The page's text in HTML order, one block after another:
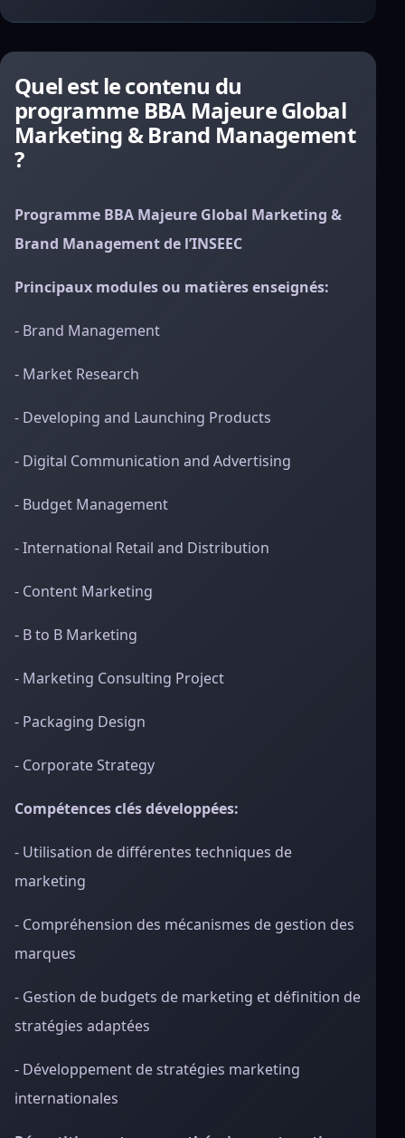
Quel est le contenu du
programme BBA Majeure Global
Marketing & Brand Management
?
Programme BBA Majeure Global Marketing &
Brand Management de l’INSEEC
Principaux modules ou matières enseignés:
- Brand Management
- Market Research
- Developing and Launching Products
- Digital Communication and Advertising
- Budget Management
- International Retail and Distribution
- Content Marketing
- B to B Marketing
- Marketing Consulting Project
- Packaging Design
- Corporate Strategy
Compétences clés développées:
- Utilisation de différentes techniques de
marketing
- Compréhension des mécanismes de gestion des
marques
- Gestion de budgets de marketing et définition de
stratégies adaptées
- Développement de stratégies marketing
internationales